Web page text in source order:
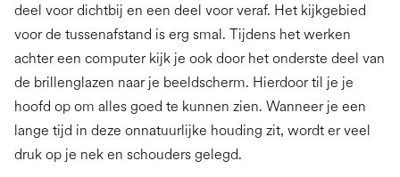
deel voor dichtbij en een deel voor veraf. Het kijkgebied
voor de tussenafstand is erg smal. Tijdens het werken
achter een computer kijk je ook door het onderste deel van
de brillenglazen naar je beeldscherm. Hierdoor til je je
hoofd op om alles goed te kunnen zien. Wanneer je een
lange tijd in deze onnatuurlijke houding zit, wordt er veel
druk op je nek en schouders gelegd.